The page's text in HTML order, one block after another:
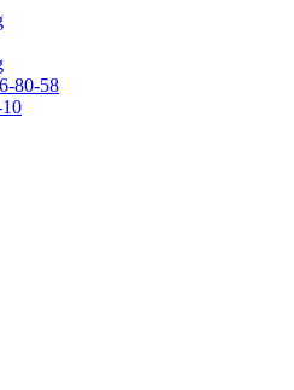
80-58